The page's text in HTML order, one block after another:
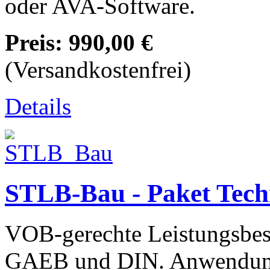
oder AVA-Software.
Preis: 990,00 €
(Versandkostenfrei)
Details
STLB-Bau - Paket
VOB-gerechte
GAEB und DIN.